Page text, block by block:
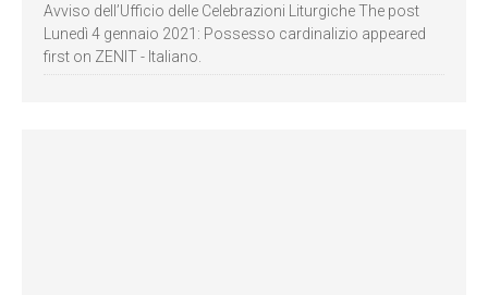
Avviso dell’Ufficio delle Celebrazioni Liturgiche The post
Lunedì 4 gennaio 2021: Possesso cardinalizio appeared
first on ZENIT - Italiano.